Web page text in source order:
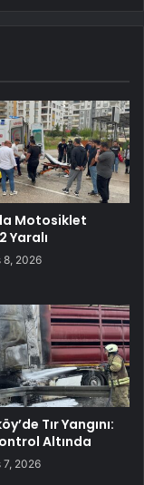
Motosiklet
Yaralı
8, 2026
Tır Yangını:
Altında
7, 2026